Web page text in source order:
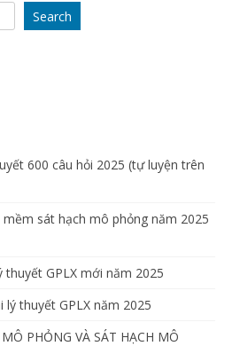
tính)
Search
600 câu hỏi 2025 (tự luyện trên
sát hạch mô phỏng năm 2025
GPLX mới năm 2025
thuyết GPLX năm 2025
PHỎNG VÀ SÁT HẠCH MÔ